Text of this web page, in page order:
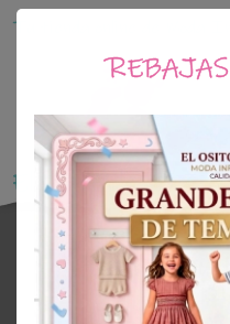
El Osito de Claudia
Tu tienda online de Moda